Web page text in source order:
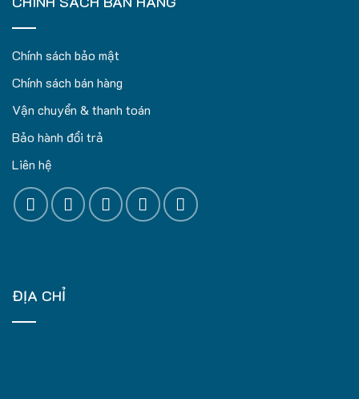
Chính sách bảo mật
Chính sách bán hàng
Vận chuyển & thanh toán
Bảo hành đổi trả
Liên hệ
ĐỊA CHỈ